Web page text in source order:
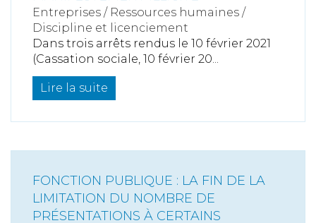
Entreprises / Ressources humaines /
Discipline et licenciement
Dans trois arrêts rendus le 10 février 2021
(Cassation sociale, 10 février 20...
Lire la suite
FONCTION PUBLIQUE : LA FIN DE LA
LIMITATION DU NOMBRE DE
PRÉSENTATIONS À CERTAINS